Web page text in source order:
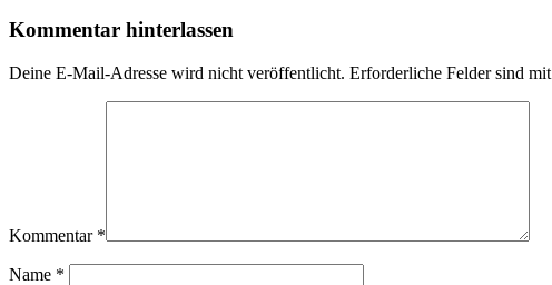
Kommentar hinterlassen
Deine E-Mail-Adresse wird nicht veröffentlicht. Erforderliche Felder sind mit
Kommentar *
Name *